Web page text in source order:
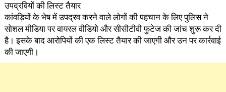
उपद्रवियों की लिस्ट तैयार
कांवड़ियों के भेष में उपद्रव करने वाले लोगों की पहचान के लिए पुलिस ने
सोशल मीडिया पर वायरल वीडियो और सीसीटीवी फुटेज की जांच शुरू कर दी
है। इसके बाद आरोपियों की एक लिस्ट तैयार की जाएगी और उन पर कार्रवाई
की जाएगी।